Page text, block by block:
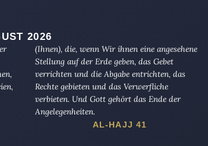
2026
(Ihnen), die, wenn Wir ihnen eine angesehene
Stellung auf der Erde geben, das Gebet
verrichten und die Abgabe entrichten, das
Rechte gebieten und das Verwerfliche
verbieten. Und Gott gehört das Ende der
Angelegenheiten.
AL-HAJJ 41